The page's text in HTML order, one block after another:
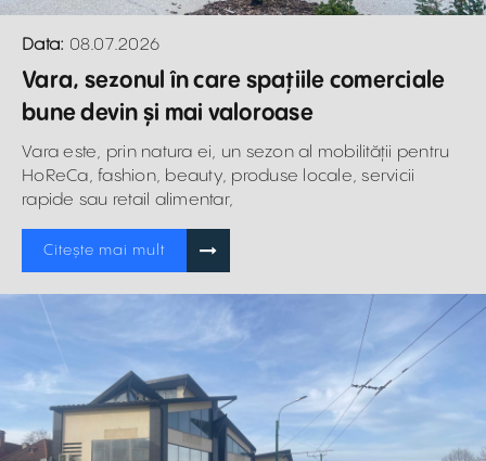
Data: 08.07.2026
Vara, sezonul în care spațiile comerciale
bune devin și mai valoroase
Vara este, prin natura ei, un sezon al mobilității pentru
HoReCa, fashion, beauty, produse locale, servicii
rapide sau retail alimentar,
Citește mai mult